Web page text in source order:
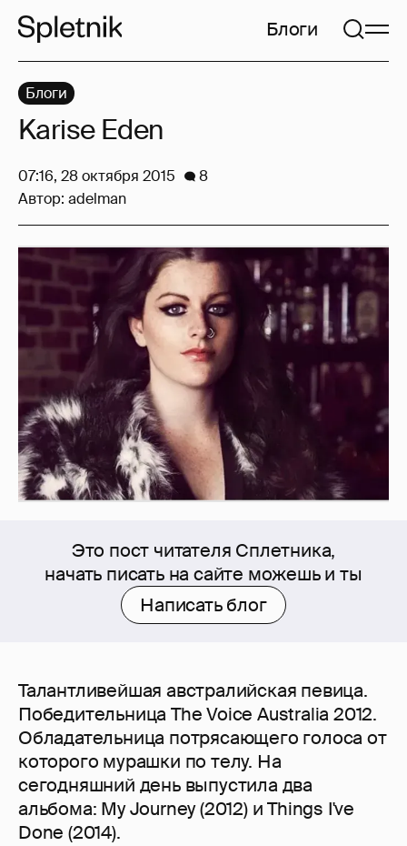
Блоги
Это пост читателя Сплетника,
начать писать на сайте можешь и ты
Написать блог
Талантливейшая австралийская певица.
Победительница The Voice Australia 2012.
Обладательница потрясающего голоса от
которого мурашки по телу. На
сегодняшний день выпустила два
альбома: My Journey (2012) и Things I've
Done (2014).
Блоги
Karise Eden
07:16, 28 октября 2015
8
Автор: adelman